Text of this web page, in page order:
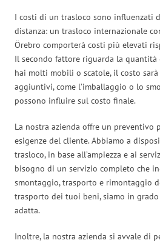
I costi di un trasloco sono influenzati
distanza: un trasloco internazionale
Örebro comporterà costi più elevati
Il secondo fattore riguarda la quantità
hai molti mobili o scatole, il costo
aggiuntivi, come l’imballaggio o lo
possono influire sul costo finale.
La nostra azienda offre un preventivo
esigenze del cliente. Abbiamo a
trasloco, in base all’ampiezza e ai
bisogno di un servizio completo che
smontaggio, trasporto e rimontaggio
trasporto dei tuoi beni, siamo in
adatta.
Inoltre, la nostra azienda si avvale di